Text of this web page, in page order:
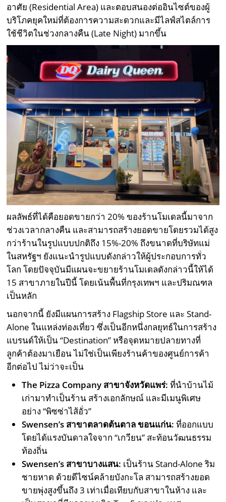
อาศัย (Residential Area) และตอบสนองต่ออินไซต์ของผู้
บริโภคยุคใหม่ที่ต้องการความสะดวกและมีไลฟ์สไตล์การ
ใช้ชีวิตในช่วงกลางคืน (Late Night) มากขึ้น
ผลลัพธ์ที่ได้คือยอดขายกว่า 20% ของร้านโมเดลนี้มาจาก
ช่วงเวลากลางคืน และสามารถสร้างยอดขายโดยรวมได้สูง
กว่าร้านในรูปแบบปกติถึง 15%-20% ถึงขนาดที่บริษัทแม่
ในสหรัฐฯ ยังแนะนำรูปแบบดังกล่าวให้ผู้ประกอบการทั่ว
โลก โดยปัจจุบันมีแผนจะขยายร้านโมเดลดังกล่าวนี้ให้ได้
15 สาขาภายในปีนี้ โดยเน้นพื้นที่กรุงเทพฯ และปริมณฑล
เป็นหลัก
นอกจากนี้ ยังมีแผนการสร้าง Flagship Store และ Stand-
Alone ในแหล่งท่องเที่ยว ซึ่งเป็นอีกหนึ่งกลยุทธ์ในการสร้าง
แบรนด์ให้เป็น “Destination” หรือจุดหมายปลายทางที่
ลูกค้าต้องมาเยือน ไม่ใช่เป็นเพียงร้านค้าของศูนย์การค้า
อีกต่อไป ไม่ว่าจะเป็น
The Pizza Company สาขาจังหวัดแพร่: ที่นำบ้านไม้
เก่ามาทำเป็นร้าน สร้างเอกลักษณ์ และมีเมนูพิเศษ
อย่าง “พิซซ่าไส้อั่ว”
Swensen’s สาขาตลาดต้นตาล ขอนแก่น: ที่ออกแบบ
โดยได้แรงบันดาลใจจาก “เกวียน” สะท้อนวัฒนธรรม
ท้องถิ่น
Swensen’s สาขาบางแสน: เป็นร้าน Stand-Alone ริม
ชายหาด ด้วยดีไซน์คล้ายบังกะโล สามารถสร้างยอด
ขายพุ่งสูงขึ้นถึง 3 เท่าเมื่อเทียบกับสาขาในห้าง และ